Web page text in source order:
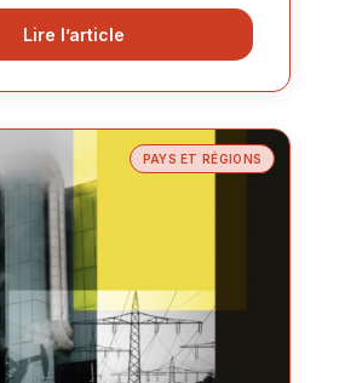
Lire l’article
PAYS ET RÉGIONS